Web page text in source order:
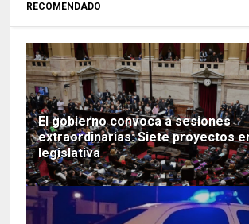
RECOMENDADO
El gobierno convoca a sesiones
extraordinarias: Siete proyectos
legislativa